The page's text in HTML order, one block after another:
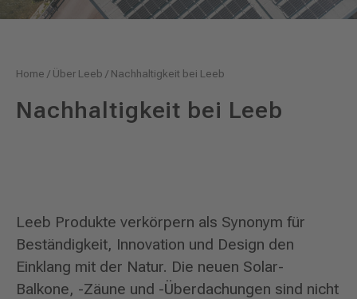
Home / Über Leeb / Nachhaltigkeit bei Leeb
Nachhaltigkeit bei Leeb
Leeb Produkte verkörpern als Synonym für
Beständigkeit, Innovation und Design den
Einklang mit der Natur. Die neuen Solar-
Balkone, -Zäune und -Überdachungen sind nicht